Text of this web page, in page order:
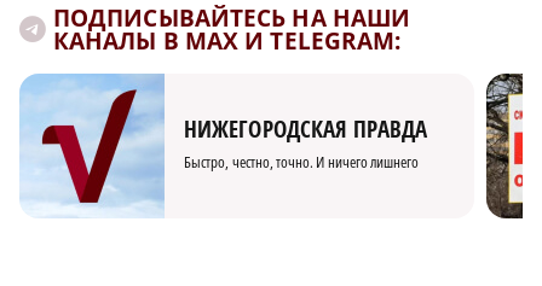
ПОДПИСЫВАЙТЕСЬ НА НАШИ
КАНАЛЫ В MAX И TELEGRAM:
НИЖЕГОРОДСКАЯ ПРАВДА
Быстро, честно, точно. И ничего лишнего